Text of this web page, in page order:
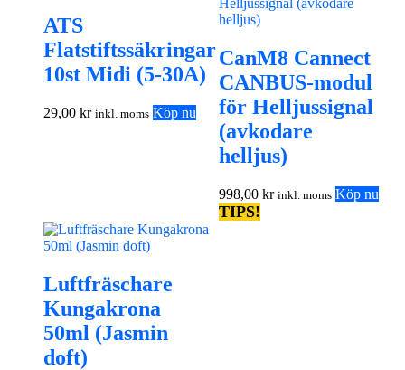
ATS
Flatstiftssäkringar
10st Midi (5-30A)
29,00 kr inkl. moms Köp nu
CanM8 Cannect
CANBUS-modul
för Helljussignal
(avkodare
helljus)
998,00kr inkl. moms Köp nu
TIPS!
Luftfräschare
Kungakrona
50ml (Jasmin
doft)